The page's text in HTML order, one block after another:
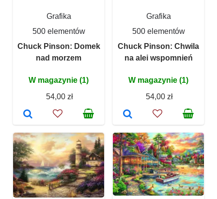
Grafika
500 elementów
Chuck Pinson: Domek
nad morzem
W magazynie (1)
54,00 zł
Grafika
500 elementów
Chuck Pinson: Chwila
na alei wspomnień
W magazynie (1)
54,00 zł